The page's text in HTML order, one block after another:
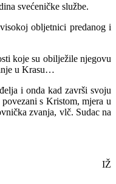
svećeničke službe.
obljetnici predanog i
koje su obilježile njegovu
u Krasu…
i onda kad završi svoju
s Kristom, mjera u
zvanja, vlč. Sudac na
IŽ